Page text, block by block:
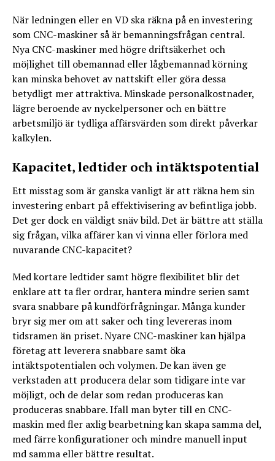
När ledningen eller en VD ska räkna på en investering
som CNC-maskiner så är bemanningsfrågan central.
Nya CNC-maskiner med högre driftsäkerhet och
möjlighet till obemannad eller lågbemannad körning
kan minska behovet av nattskift eller göra dessa
betydligt mer attraktiva. Minskade personalkostnader,
lägre beroende av nyckelpersoner och en bättre
arbetsmiljö är tydliga affärsvärden som direkt påverkar
kalkylen.
Kapacitet, ledtider och intäktspotential
Ett misstag som är ganska vanligt är att räkna hem sin
investering enbart på effektivisering av befintliga jobb.
Det ger dock en väldigt snäv bild. Det är bättre att ställa
sig frågan, vilka affärer kan vi vinna eller förlora med
nuvarande CNC-kapacitet?
Med kortare ledtider samt högre flexibilitet blir det
enklare att ta fler ordrar, hantera mindre serien samt
svara snabbare på kundförfrågningar. Många kunder
bryr sig mer om att saker och ting levereras inom
tidsramen än priset. Nyare CNC-maskiner kan hjälpa
företag att leverera snabbare samt öka
intäktspotentialen och volymen. De kan även ge
verkstaden att producera delar som tidigare inte var
möjligt, och de delar som redan produceras kan
produceras snabbare. Ifall man byter till en CNC-
maskin med fler axlig bearbetning kan skapa samma del,
med färre konfigurationer och mindre manuell input
md samma eller bättre resultat.